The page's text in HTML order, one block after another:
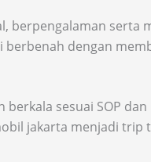
berpengalaman serta
dengan
sesuai SOP dan
jakarta menjadi trip